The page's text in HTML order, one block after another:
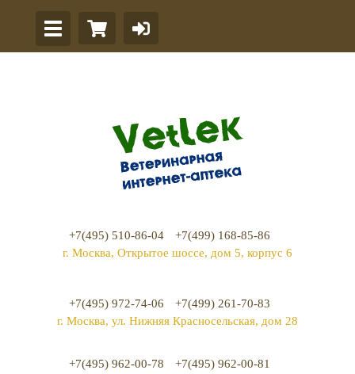
+7(495) 510-86-04
+7(499) 168-85-86
г. Москва, Открытое шоссе, дом 5, корпус 6
+7(495) 972-74-06
+7(499) 261-70-83
г. Москва, ул. Нижняя Красносельская, дом 28
+7(495) 962-00-78
+7(495) 962-00-81